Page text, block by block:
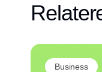
Business